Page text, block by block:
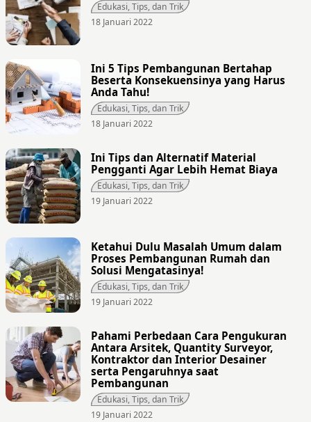
Edukasi, Tips, dan Trik
18 Januari 2022
Ini 5 Tips Pembangunan Bertahap
Beserta Konsekuensinya yang Harus
Anda Tahu!
Edukasi, Tips, dan Trik
18 Januari 2022
Ini Tips dan Alternatif Material
Pengganti Agar Lebih Hemat Biaya
Edukasi, Tips, dan Trik
19 Januari 2022
Ketahui Dulu Masalah Umum dalam
Proses Pembangunan Rumah dan
Solusi Mengatasinya!
Edukasi, Tips, dan Trik
19 Januari 2022
Pahami Perbedaan Cara Pengukuran
Antara Arsitek, Quantity Surveyor,
Kontraktor dan Interior Desainer
serta Pengaruhnya saat
Pembangunan
Edukasi, Tips, dan Trik
19 Januari 2022